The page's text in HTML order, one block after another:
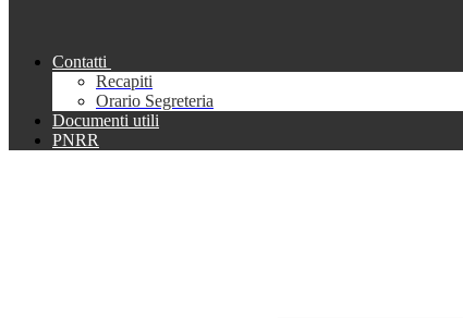
Contatti
Recapiti
Orario Segreteria
Documenti utili
PNRR